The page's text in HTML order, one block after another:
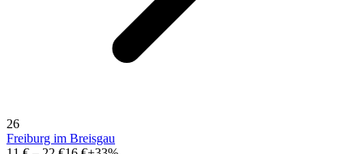
26
Freiburg im Breisgau